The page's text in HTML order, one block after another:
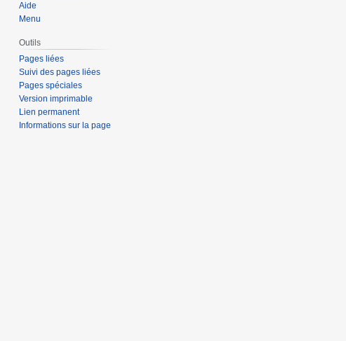
Aide
Menu
Outils
Pages liées
Suivi des pages liées
Pages spéciales
Version imprimable
Lien permanent
Informations sur la page